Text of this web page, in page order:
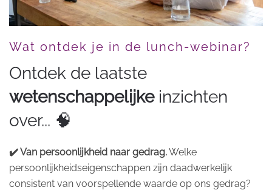
Wat ontdek je in de lunch-webinar?
Ontdek de laatste
wetenschappelijkeinzichten
over... 🧠
✔️ Van persoonlijkheid naar gedrag.Welke
persoonlijkheidseigenschappen zijn daadwerkelijk
consistent van voorspellende waarde op ons gedrag?